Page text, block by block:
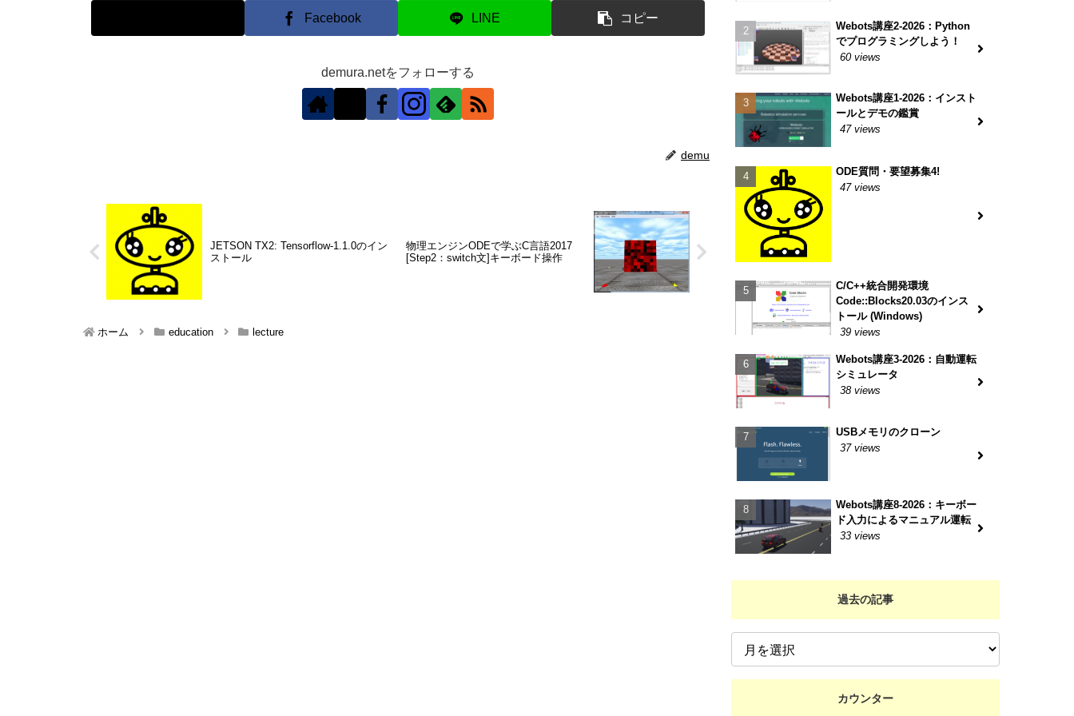
Facebook LINE コピー
demura.netをフォローする
demu
JETSON TX2: Tensorflow-1.1.0のイン
ストール
物理エンジンODEで学ぶC言語2017
[Step2：switch文]キーボード操作
ホーム education lecture
Webots講座2-2026：Python
でプログラミングしよう！
60 views
Webots講座1-2026：インスト
ールとデモの鑑賞
47 views
ODE質問・要望募集4!
47 views
C/C++統合開発環境
Code::Blocks20.03のインス
トール (Windows)
39 views
Webots講座3-2026：自動運転
シミュレータ
38 views
USBメモリのクローン
37 views
Webots講座8-2026：キーボー
ド入力によるマニュアル運転
33 views
過去の記事
カウンター